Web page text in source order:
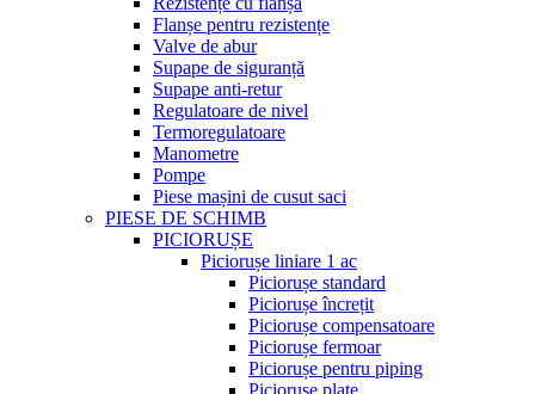
Flanșe pentru rezistențe
Valve de abur
Supape de siguranță
Supape anti-retur
Regulatoare de nivel
Termoregulatoare
Manometre
Pompe
Piese mașini de cusut saci
PIESE DE SCHIMB
PICIORUȘE
Piciorușe liniare 1 ac
Piciorușe standard
Piciorușe încrețit
Piciorușe compensatoare
Piciorușe fermoar
Piciorușe pentru piping
Piciorușe plate